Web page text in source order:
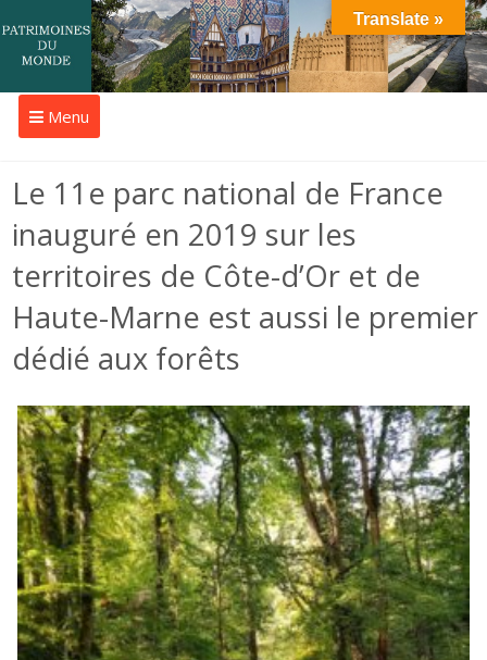
Menu
Le 11e parc national de France
inauguré en 2019 sur les
territoires de Côte-d’Or et de
Haute-Marne est aussi le premier
dédié aux forêts
Translate »